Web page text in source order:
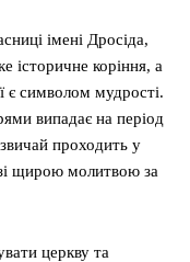
імені Дросіда,
історичне коріння, а
є символом мудрості.
випадає на період
проходить у
щирою молитвою за
церкву та